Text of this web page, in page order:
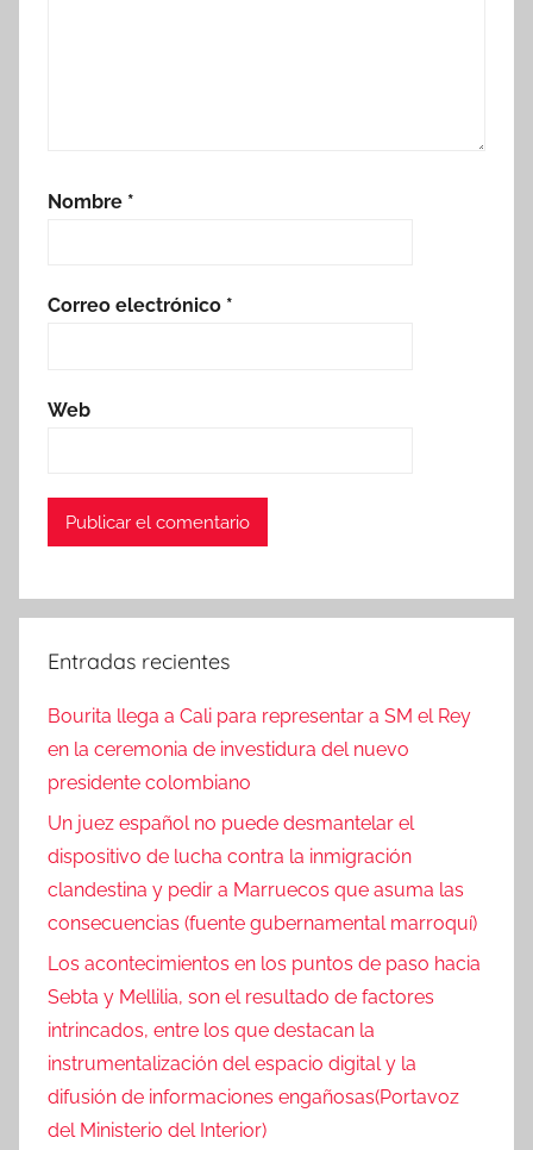
Nombre *
Correo electrónico *
Web
Entradas recientes
Bourita llega a Cali para representar a SM el Rey
en la ceremonia de investidura del nuevo
presidente colombiano
Un juez español no puede desmantelar el
dispositivo de lucha contra la inmigración
clandestina y pedir a Marruecos que asuma las
consecuencias (fuente gubernamental marroquí)
Los acontecimientos en los puntos de paso hacia
Sebta y Mellilia, son el resultado de factores
intrincados, entre los que destacan la
instrumentalización del espacio digital y la
difusión de informaciones engañosas(Portavoz
del Ministerio del Interior)